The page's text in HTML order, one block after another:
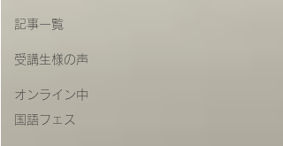
記事一覧
受講生様の声
オンライン中
国語フェス